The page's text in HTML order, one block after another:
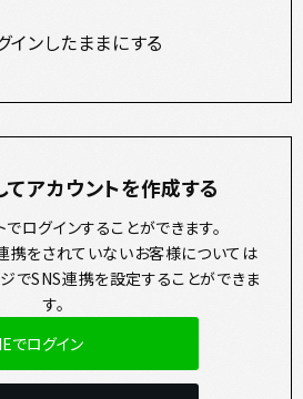
インしたままにする
アカウントを作成する
ログインすることができます。
携をされていないお客様については
でSNS連携を設定することができま
す。
でログイン